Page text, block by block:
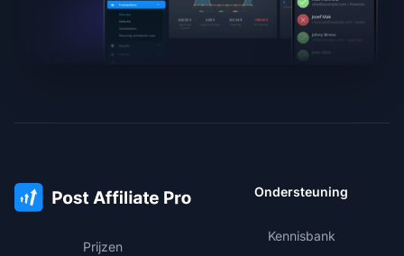
Prijzen
Ondersteuning
Kennisbank